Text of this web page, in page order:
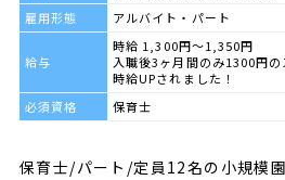
雇用形態
アルバイト・パート
給与
時給 1,300円～1,350円
入職後3ヶ月間のみ1300円
時給UPされました！
必須資格
保育士
保育士/パート/定員12名の小規模